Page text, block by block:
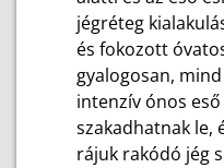
jégréteg
és fokozott
gyalogosan,
intenzív ónos
szakadhatnak le,
rájuk rakódó jég